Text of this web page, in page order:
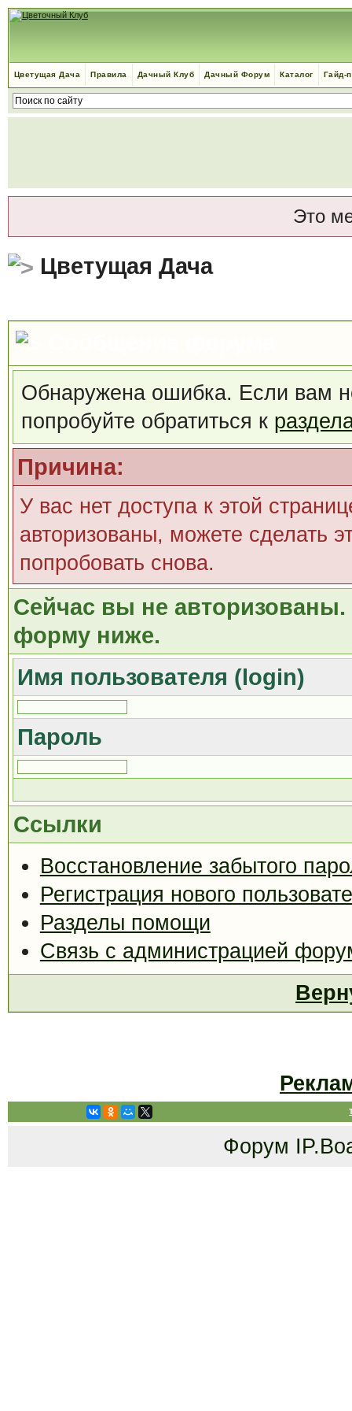
Цветущая Дача Правила Дачный Клуб Дачный Форум Каталог Гайд-
Это
Цветущая Дача
Обнаружена ошибка. Если вам
попробуйте обратиться к
Причина:
У вас нет доступа к этой
авторизованы, можете сделать
попробовать снова.
Сейчас вы не авторизованы.
форму ниже.
Имя пользователя (login)
Пароль
Ссылки
Восстановление забытого
Регистрация нового
Разделы помощи
Связь с администрацией
Форум